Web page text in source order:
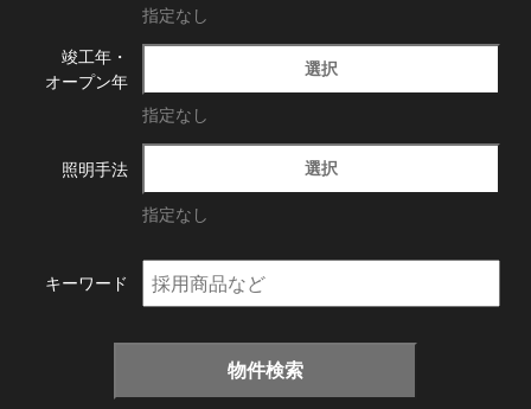
指定なし
竣工年・
オープン年
選択
指定なし
照明手法 選択
指定なし
キーワード
物件検索